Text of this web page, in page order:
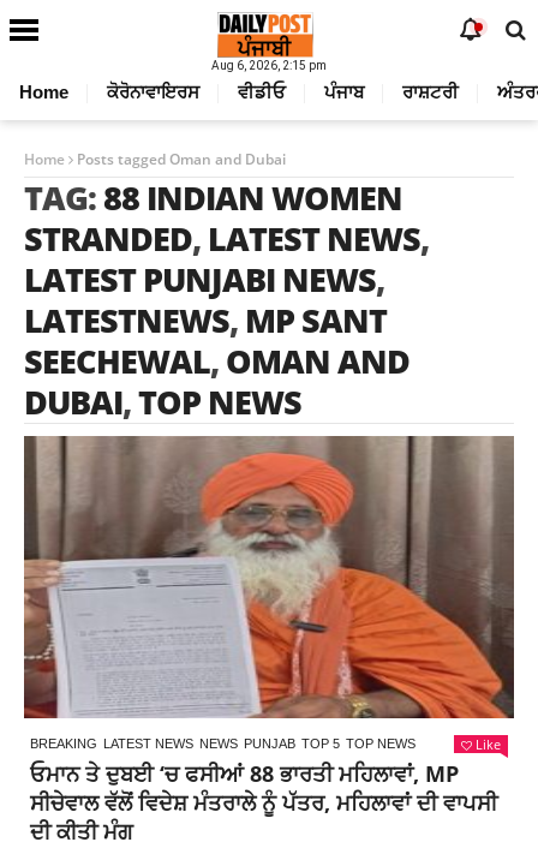
Aug 6, 2026, 2:15 pm
Home ਕੋਰੋਨਾਵਾਇਰਸ ਵੀਡੀਓ ਪੰਜਾਬ ਰਾਸ਼ਟਰੀ
Home Posts tagged Oman and Dubai
TAG:88 INDIAN WOMEN
STRANDED, LATEST NEWS,
LATEST PUNJABI NEWS,
LATESTNEWS, MP SANT
SEECHEWAL,OMAN AND
DUBAI,TOP NEWS
BREAKING LATEST NEWS NEWS PUNJAB TOP 5 TOP NEWS Like
ਓਮਾਨ ਤੇ ਦੁਬਈ ‘ਚ ਫਸੀਆਂ 88 ਭਾਰਤੀ ਮਹਿਲਾਵਾਂ, MP
ਸੀਚੇਵਾਲ ਵੱਲੋਂ ਵਿਦੇਸ਼ ਮੰਤਰਾਲੇ ਨੂੰ ਪੱਤਰ, ਮਹਿਲਾਵਾਂ ਦੀ ਵਾਪਸੀ
ਦੀ ਕੀਤੀ ਮੰਗ